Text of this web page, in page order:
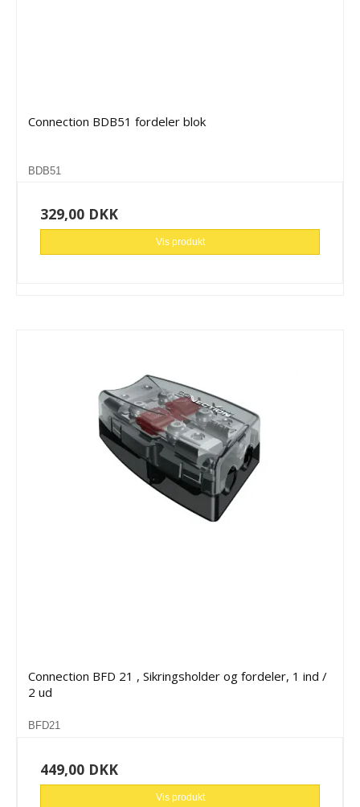
Connection BDB51 fordeler blok
BDB51
329,00 DKK
Vis produkt
Connection BFD 21 , Sikringsholder og fordeler, 1 ind /
2 ud
BFD21
449,00 DKK
Vis produkt